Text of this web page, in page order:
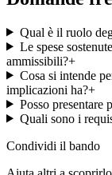
Qual è il ruolo
Le spese
ammissibili?+
Cosa si intende
implicazioni ha?+
Posso presentare
Quali sono i
Condividi il bando